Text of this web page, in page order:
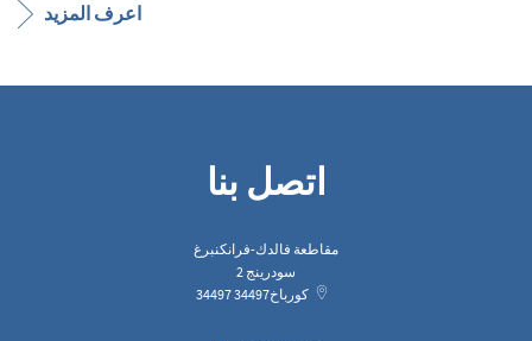
اعرف المزيد
اتصل بنا
مقاطعة فالدك-فرانكنبرغ
سودرينج 2
34497
كورباخ34497